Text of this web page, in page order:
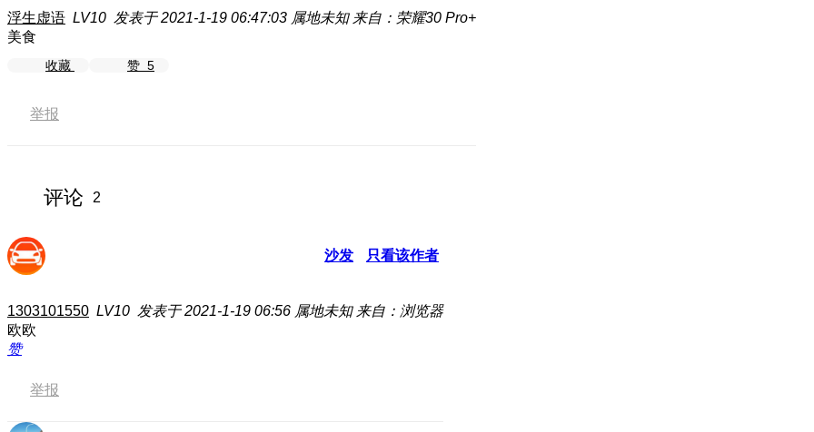
浮生虚语 LV10 发表于 2021-1-19 06:47:03 属地未知 来自：荣耀30 Pro+
美食
收藏 赞 5
举报
评论 2
沙发 只看该作者
1303101550 LV10 发表于 2021-1-19 06:56 属地未知 来自：浏览器
欧欧
赞
举报